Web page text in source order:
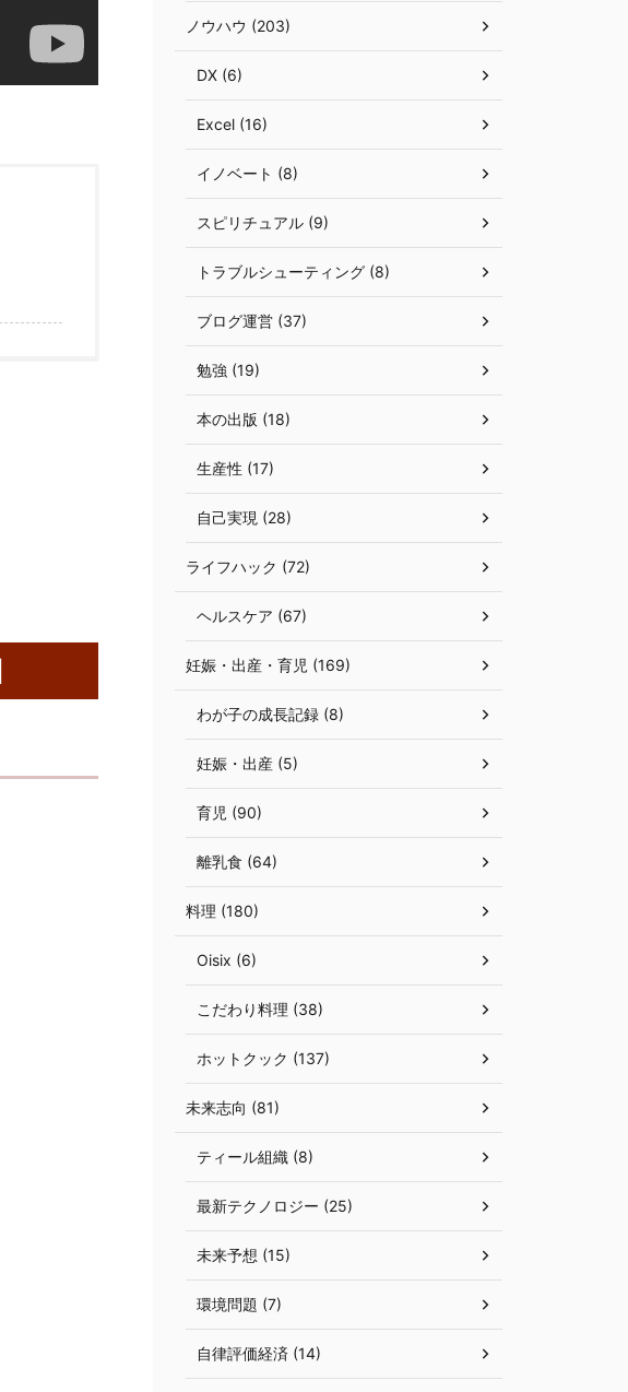
ノウハウ (203)
DX (6)
Excel (16)
イノベート (8)
スピリチュアル (9)
トラブルシューティング (8)
ブログ運営 (37)
勉強 (19)
本の出版 (18)
生産性 (17)
自己実現 (28)
ライフハック (72)
ヘルスケア (67)
妊娠・出産・育児 (169)
わが子の成長記録 (8)
妊娠・出産 (5)
育児 (90)
離乳食 (64)
料理 (180)
Oisix (6)
こだわり料理 (38)
ホットクック (137)
未来志向 (81)
ティール組織 (8)
最新テクノロジー (25)
未来予想 (15)
環境問題 (7)
自律評価経済 (14)